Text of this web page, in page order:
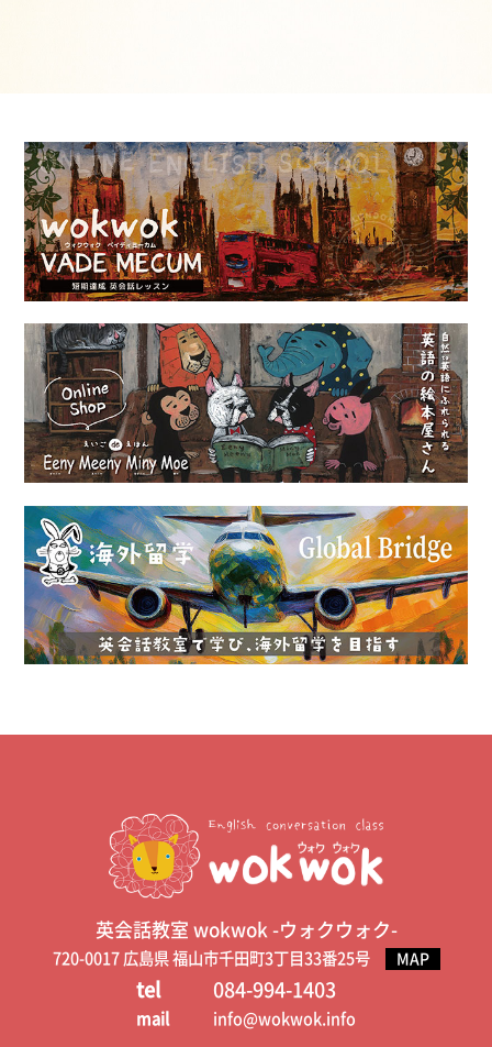
英会話教室 wokwok -ウォクウォク-
720-0017 広島県 福山市千田町3丁目33番25号 MAP
tel 084-994-1403
mail info@wokwok.info